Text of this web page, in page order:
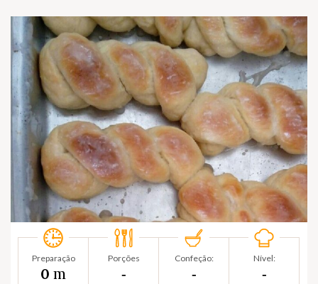
Preparação
0 m
Porções
‐
Confeção:
‐
Nível:
‐